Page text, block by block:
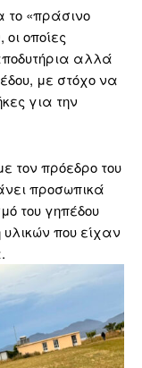
«πράσινο
οποίες
αλλά
με στόχο να
για την
τον πρόεδρο του
προσωπικά
του γηπέδου
που είχαν